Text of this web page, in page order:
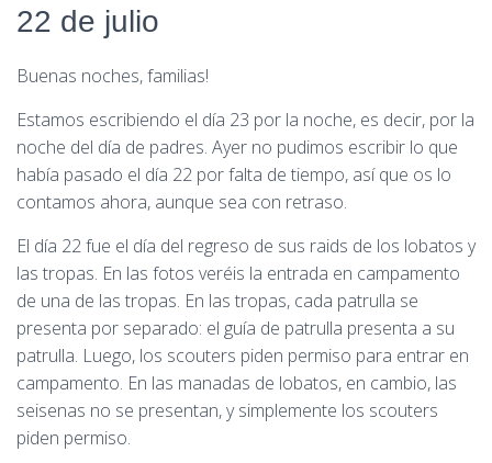
22 de julio
Buenas noches, familias!
Estamos escribiendo el día 23 por la noche, es decir, por la
noche del día de padres. Ayer no pudimos escribir lo que
había pasado el día 22 por falta de tiempo, así que os lo
contamos ahora, aunque sea con retraso.
El día 22 fue el día del regreso de sus raids de los lobatos y
las tropas. En las fotos veréis la entrada en campamento
de una de las tropas. En las tropas, cada patrulla se
presenta por separado: el guía de patrulla presenta a su
patrulla. Luego, los scouters piden permiso para entrar en
campamento. En las manadas de lobatos, en cambio, las
seisenas no se presentan, y simplemente los scouters
piden permiso.